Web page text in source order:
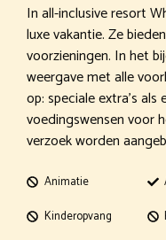
In all-inclusive resort
luxe vakantie. Ze
voorzieningen. In het
weergave met alle
op: speciale extra’s
voedingswensen voor
verzoek worden
Animatie
Kinderopvang